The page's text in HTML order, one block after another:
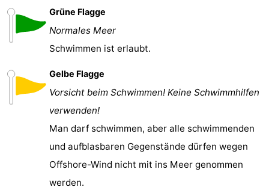
Grüne Flagge
Normales Meer
Schwimmen ist erlaubt.
Gelbe Flagge
Vorsicht beim Schwimmen! Keine Schwimmhilfen
verwenden!
Man darf schwimmen, aber alle schwimmenden
und aufblasbaren Gegenstände dürfen wegen
Offshore-Wind nicht mit ins Meer genommen
werden.